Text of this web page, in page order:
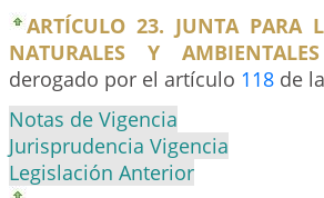
ARTÍCULO 23. JUNTA PARA
NATURALES Y
derogado por el artículo 118 de
Notas de Vigencia
Jurisprudencia Vigencia
Legislación Anterior